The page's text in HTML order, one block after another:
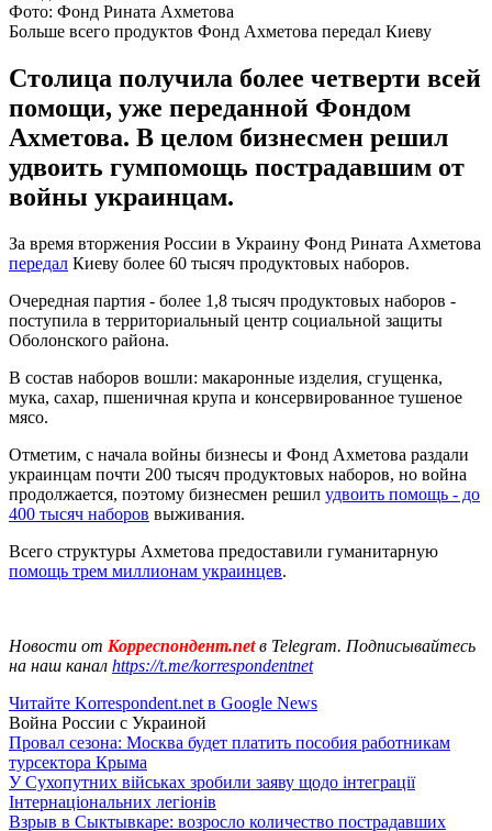
Фото: Фонд Рината Ахметова
Больше всего продуктов Фонд Ахметова передал Киеву
Столица получила более четверти всей
помощи, уже переданной Фондом
Ахметова. В целом бизнесмен решил
удвоить гумпомощь пострадавшим от
войны украинцам.
За время вторжения России в Украину Фонд Рината Ахметова
передал Киеву более 60 тысяч продуктовых наборов.
Очередная партия - более 1,8 тысяч продуктовых наборов -
поступила в территориальный центр социальной защиты
Оболонского района.
В состав наборов вошли: макаронные изделия, сгущенка,
мука, сахар, пшеничная крупа и консервированное тушеное
мясо.
Отметим, с начала войны бизнесы и Фонд Ахметова раздали
украинцам почти 200 тысяч продуктовых наборов, но война
продолжается, поэтому бизнесмен решил удвоить помощь - до
400 тысяч наборов выживания.
Всего структуры Ахметова предоставили гуманитарную
помощь трем миллионам украинцев.
Новости от Корреспондент.netв Telegram. Подписывайтесь
на наш канал https://t.me/korrespondentnet
Читайте Korrespondent.net в Google News
Война России с Украиной
Провал сезона: Москва будет платить пособия работникам
турсектора Крыма
У Сухопутних військах зробили заяву щодо інтеграції
Інтернаціональних легіонів
Взрыв в Сыктывкаре: возросло количество пострадавших